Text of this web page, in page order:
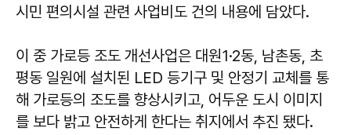
시민 편의시설 관련 사업비도 건의 내용에 담았다.
이 중 가로등 조도 개선사업은 대원1·2동, 남촌동, 초
평동 일원에 설치된 LED 등기구 및 안정기 교체를 통
해 가로등의 조도를 향상시키고, 어두운 도시 이미지
를 보다 밝고 안전하게 한다는 취지에서 추진 됐다.